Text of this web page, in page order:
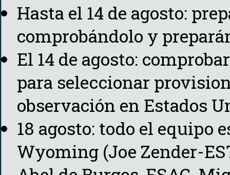
Hasta el 14 de agosto:
comprobándolo y
El 14 de agosto:
para seleccionar
observación en Estados
18 agosto: todo el equipo
Wyoming (Joe Zender-